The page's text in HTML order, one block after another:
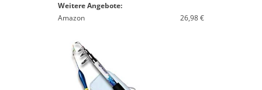
Weitere Angebote:
Amazon
26,98 €